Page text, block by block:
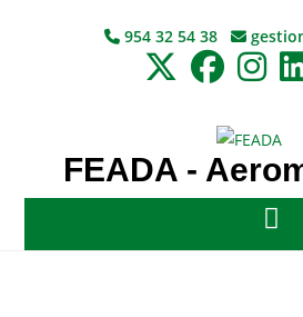
954 32 54 38
FEADA -